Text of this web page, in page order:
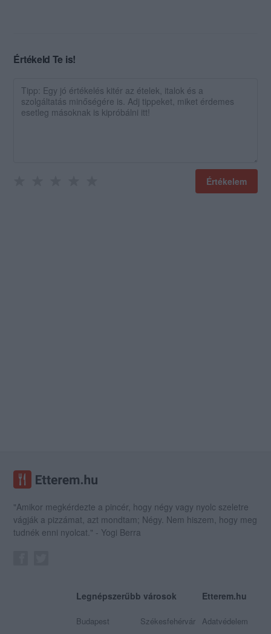
Értékeld Te is!
Értékelem
"Amikor megkérdezte a pincér, hogy négy vagy nyolc szeletre
vágják a pizzámat, azt mondtam; Négy. Nem hiszem, hogy meg
tudnék enni nyolcat." - Yogi Berra
Legnépszerűbb városok
Budapest
Székesfehérvár
Etterem.hu
Adatvédelem